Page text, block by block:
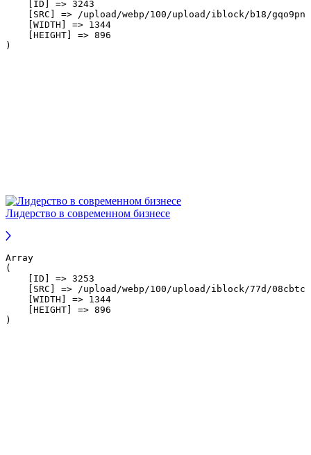
    [ID] => 3243
[SRC] => /upload/webp/100/upload/iblock/b18/
    [WIDTH] => 1344
    [HEIGHT] => 896
Лидерство в современном бизнесе
Array
(
    [ID] => 3253
[SRC] => /upload/webp/100/upload/iblock/77d/
    [WIDTH] => 1344
    [HEIGHT] => 896